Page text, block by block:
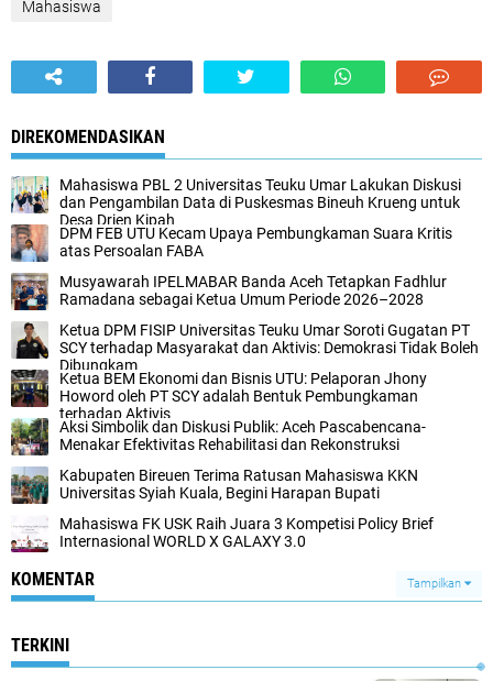
Mahasiswa
DIREKOMENDASIKAN
Mahasiswa PBL 2 Universitas Teuku Umar Lakukan Diskusi
dan Pengambilan Data di Puskesmas Bineuh Krueng untuk
Desa Drien Kipah
DPM FEB UTU Kecam Upaya Pembungkaman Suara Kritis
atas Persoalan FABA
Musyawarah IPELMABAR Banda Aceh Tetapkan Fadhlur
Ramadana sebagai Ketua Umum Periode 2026–2028
Ketua DPM FISIP Universitas Teuku Umar Soroti Gugatan PT
SCY terhadap Masyarakat dan Aktivis: Demokrasi Tidak Boleh
Dibungkam
Ketua BEM Ekonomi dan Bisnis UTU: Pelaporan Jhony
Howord oleh PT SCY adalah Bentuk Pembungkaman
terhadap Aktivis
Aksi Simbolik dan Diskusi Publik: Aceh Pascabencana-
Menakar Efektivitas Rehabilitasi dan Rekonstruksi
Kabupaten Bireuen Terima Ratusan Mahasiswa KKN
Universitas Syiah Kuala, Begini Harapan Bupati
Mahasiswa FK USK Raih Juara 3 Kompetisi Policy Brief
Internasional WORLD X GALAXY 3.0
KOMENTAR Tampilkan
TERKINI